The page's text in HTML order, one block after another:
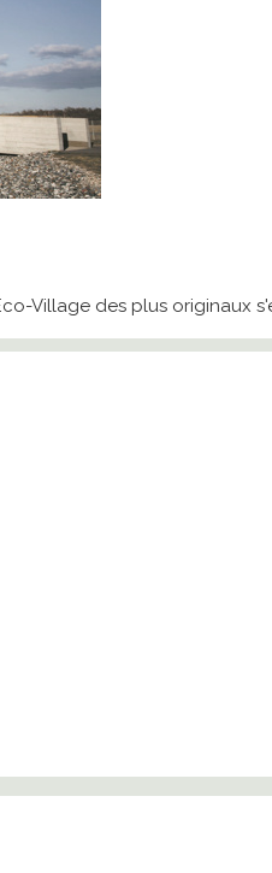
Village des plus originaux